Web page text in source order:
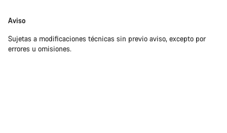
Aviso
Sujetas a modificaciones técnicas sin previo aviso, excepto por
errores u omisiones.